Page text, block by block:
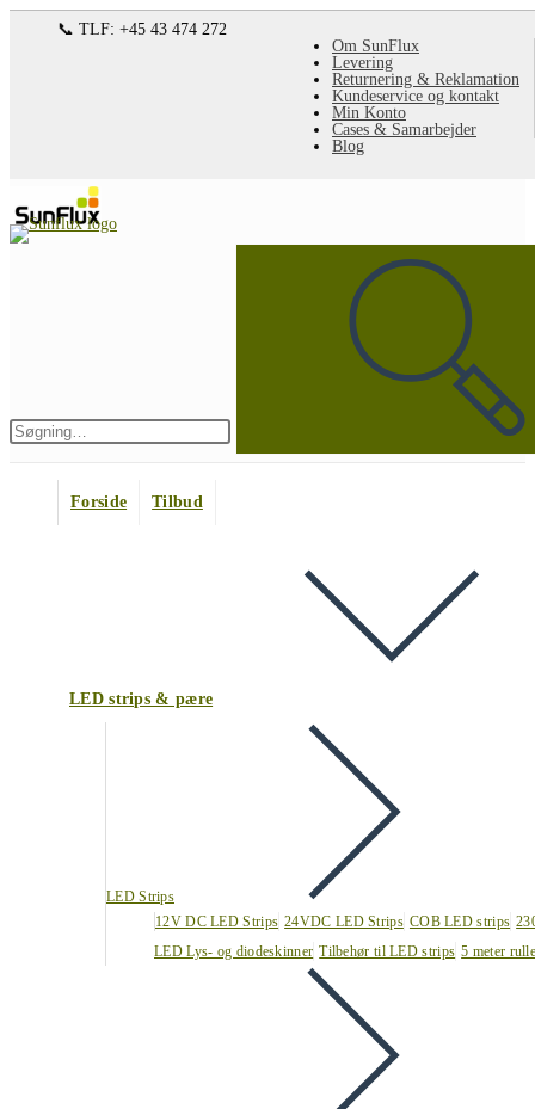
Om SunFlux
Levering
Returnering & Reklamation
Kundeservice og kontakt
Min Konto
Cases & Samarbejder
Blog
📞 TLF: +45 43 474 272
Forside
Tilbud
LED strips & pære
LED Strips
12V DC LED Strips 24VDC LED Strips COB LED strips
LED Lys- og diodeskinner Tilbehør til LED strips 5 meter